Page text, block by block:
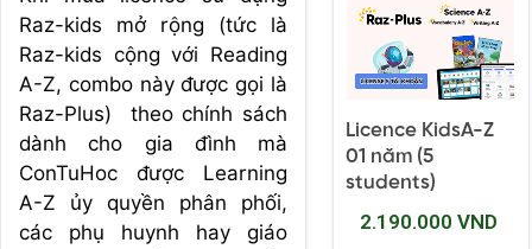
Raz-kids mở rộng (tức là
Raz-kids cộng với Reading
A-Z, combo này được gọi là
Raz-Plus) theo chính sách
dành cho gia đình mà
ConTuHoc được Learning
A-Z ủy quyền phân phối,
các phụ huynh hay giáo
Licence KidsA-Z
01 năm (5
students)
2.190.000 VND